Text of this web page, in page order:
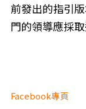
前發出的指引
門的領導應採
Facebook專頁